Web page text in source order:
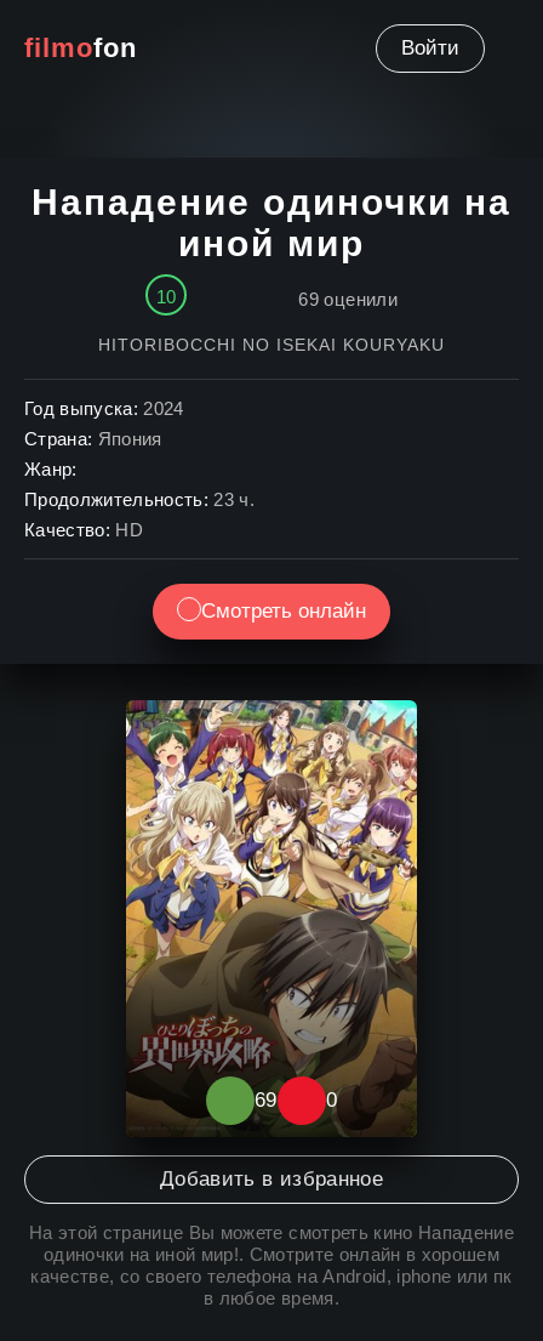
filmofon Войти
Нападение одиночки на
иной мир
10 69 оценили
HITORIBOCCHI NO ISEKAI KOURYAKU
Год выпуска: 2024
Страна: Япония
Жанр:
Продолжительность: 23 ч.
Качество: HD
Смотреть онлайн
10
69 0
Добавить в избранное
На этой странице Вы можетесмотреть кино Нападение
одиночки на иной мир!. Смотрите онлайн в хорошем
качестве, со своего телефона на Android, iphone или пк
в любое время.